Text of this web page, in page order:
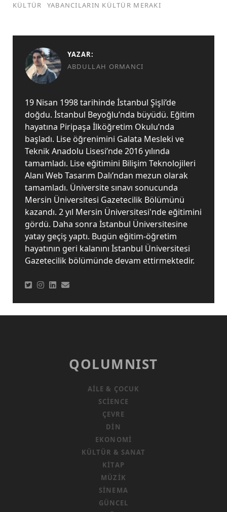
KÜLTÜR
YABANCILARIN KÜLTÜR MERAKI
YAZAR:
ABDULLAH ORMANCI
19 Nisan 1998 tarihinde İstanbul Şişli’de
doğdu. İstanbul Beyoğlu’nda büyüdü. Eğitim
hayatına Piripaşa İlköğretim Okulu’nda
başladı. Lise öğrenimini Galata Mesleki ve
Teknik Anadolu Lisesi’nde 2016 yılında
tamamladı. Lise eğitimini Bilişim Teknolojileri
Alanı Web Tasarım Dalı’ndan mezun olarak
tamamladı. Üniversite sınavı sonucunda
Mersin Üniversitesi Gazetecilik Bölümünü
kazandı. 2 yıl Mersin Üniversitesi'nde eğitimini
gördü. Daha sonra İstanbul Üniversitesine
yatay geçiş yaptı. Bugün eğitim-öğretim
hayatının geri kalanını İstanbul Üniversitesi
Gazetecilik bölümünde devam ettirmektedir.
QOLUMNIST
AILE & ÇOCUK
SCIENCE
ÇEVRE
DIN
EKONOMI
KÜLTÜR & SANAT
KITAP
MÜZIK
SINEMA
GÜNCEL